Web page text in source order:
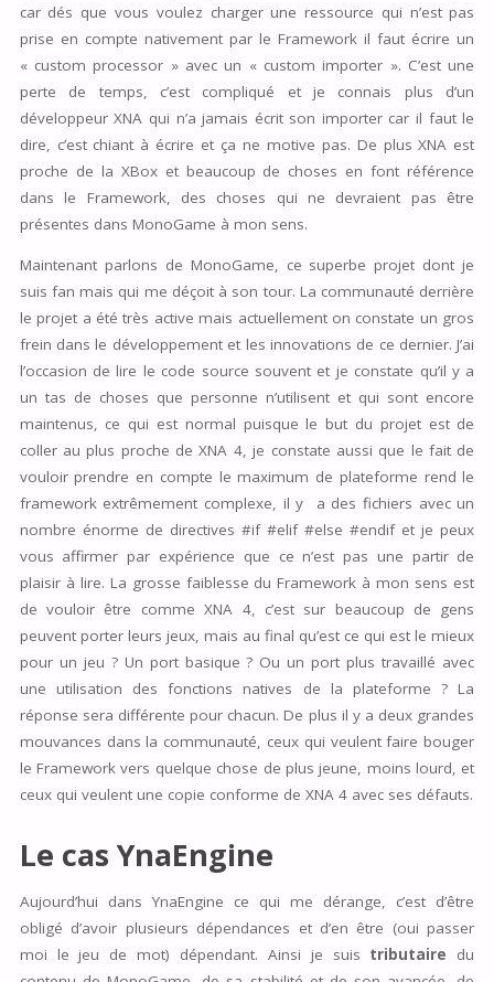
car dés que vous voulez charger une ressource qui n’est pas
prise en compte nativement par le Framework il faut écrire un
« custom processor » avec un « custom importer ». C’est une
perte de temps, c’est compliqué et je connais plus d’un
développeur XNA qui n’a jamais écrit son importer car il faut le
dire, c’est chiant à écrire et ça ne motive pas. De plus XNA est
proche de la XBox et beaucoup de choses en font référence
dans le Framework, des choses qui ne devraient pas être
présentes dans MonoGame à mon sens.
Maintenant parlons de MonoGame, ce superbe projet dont je
suis fan mais qui me déçoit à son tour. La communauté derrière
le projet a été très active mais actuellement on constate un gros
frein dans le développement et les innovations de ce dernier. J’ai
l’occasion de lire le code source souvent et je constate qu’il y a
un tas de choses que personne n’utilisent et qui sont encore
maintenus, ce qui est normal puisque le but du projet est de
coller au plus proche de XNA 4, je constate aussi que le fait de
vouloir prendre en compte le maximum de plateforme rend le
framework extrêmement complexe, il y a des fichiers avec un
nombre énorme de directives #if #elif #else #endif et je peux
vous affirmer par expérience que ce n’est pas une partir de
plaisir à lire. La grosse faiblesse du Framework à mon sens est
de vouloir être comme XNA 4, c’est sur beaucoup de gens
peuvent porter leurs jeux, mais au final qu’est ce qui est le mieux
pour un jeu ? Un port basique ? Ou un port plus travaillé avec
une utilisation des fonctions natives de la plateforme ? La
réponse sera différente pour chacun. De plus il y a deux grandes
mouvances dans la communauté, ceux qui veulent faire bouger
le Framework vers quelque chose de plus jeune, moins lourd, et
ceux qui veulent une copie conforme de XNA 4 avec ses défauts.
Le cas YnaEngine
Aujourd’hui dans YnaEngine ce qui me dérange, c’est d’être
obligé d’avoir plusieurs dépendances et d’en être (oui passer
moi le jeu de mot) dépendant. Ainsi je suis tributaire du